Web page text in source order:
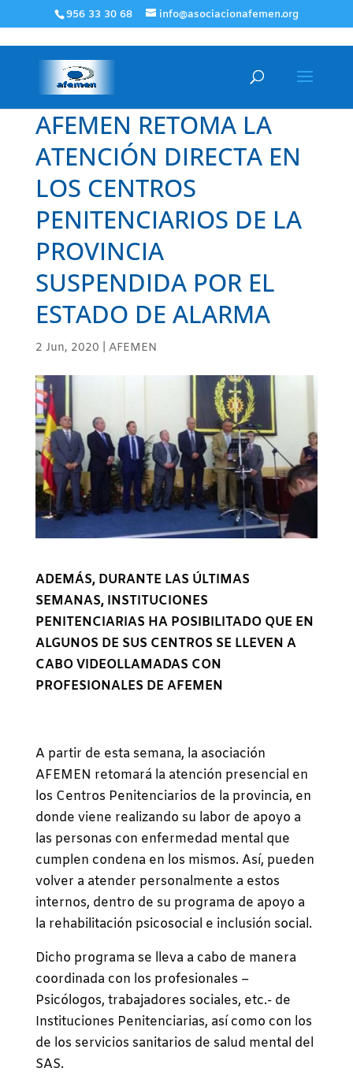
956 33 30 68 info@asociacionafemen.org
AFEMEN RETOMA LA
ATENCIÓN DIRECTA EN
LOS CENTROS
PENITENCIARIOS DE LA
PROVINCIA
SUSPENDIDA POR EL
ESTADO DE ALARMA
2 Jun, 2020 AFEMEN
ADEMÁS, DURANTE LAS ÚLTIMAS
SEMANAS, INSTITUCIONES
PENITENCIARIAS HA POSIBILITADO QUE EN
ALGUNOS DE SUS CENTROS SE LLEVEN A
CABO VIDEOLLAMADAS CON
PROFESIONALES DE AFEMEN
A partir de esta semana, la asociación
AFEMEN retomará la atención presencial en
los Centros Penitenciarios de la provincia, en
donde viene realizando su labor de apoyo a
las personas con enfermedad mental que
cumplen condena en los mismos. Así, pueden
volver a atender personalmente a estos
internos, dentro de su programa de apoyo a
la rehabilitación psicosocial e inclusión social.
Dicho programa se lleva a cabo de manera
coordinada con los profesionales –
Psicólogos, trabajadores sociales, etc.- de
Instituciones Penitenciarias, así como con los
de los servicios sanitarios de salud mental del
SAS.